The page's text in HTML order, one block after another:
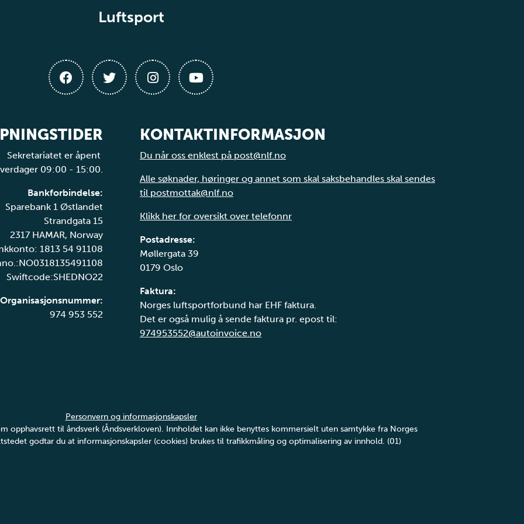
Luftsport
Sekretariatet er åpent
09:00 - 15:00.
Bankforbindelse:
Sparebank 1 Østlandet
Strandgata 15
2317 HAMAR, Norway
1813 54 91108
Swiftcode:SHEDNO22
Organisasjonsnummer:
974 953 552
KONTAKTINFORMASJON
Du når oss enklest på post@nlf.no
Alle søknader, høringer og annet som skal saksbehandles skal sendes
til postmottak@nlf.no
Klikk her for oversikt over telefonnr
Postadresse:
Møllergata 39
0179 Oslo
Faktura:
Norges luftsportforbund har EHF faktura.
Det er også mulig å sende faktura pr. epost til:
974953552@autoinvoice.no
Personvern og informasjonskapsler
opphavsrett til åndsverk (Åndsverkloven). Innholdet kan ikke benyttes kommersielt uten samtykke fra Norges
godtar du at informasjonskapsler (cookies) brukes til trafikkmåling og optimalisering av innhold. (01)